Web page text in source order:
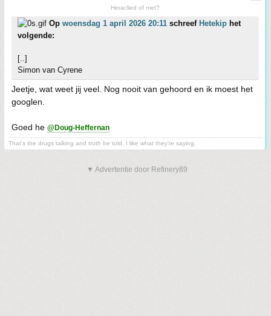
Heraclied of niet?
Op woensdag 1 april 2026 20:11 schreef Hetekip het
volgende:
[..]
Simon van Cyrene
Jeetje, wat weet jij veel. Nog nooit van gehoord en ik moest het
googlen.
Goed he @Doug-Heffernan
That's the drugs talking and truth be told, I like what they're saying.
▼ Advertentie door Refinery89